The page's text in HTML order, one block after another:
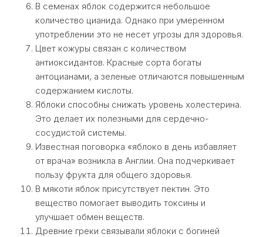
В семенах яблок содержится небольшое
количество цианида. Однако при умеренном
употреблении это не несет угрозы для здоровья.
Цвет кожуры связан с количеством
антиоксидантов. Красные сорта богаты
антоцианами, а зеленые отличаются повышенным
содержанием кислоты.
Яблоки способны снижать уровень холестерина.
Это делает их полезными для сердечно-
сосудистой системы.
Известная поговорка «яблоко в день избавляет
от врача» возникла в Англии. Она подчеркивает
пользу фрукта для общего здоровья.
В мякоти яблок присутствует пектин. Это
вещество помогает выводить токсины и
улучшает обмен веществ.
Древние греки связывали яблоки с богиней